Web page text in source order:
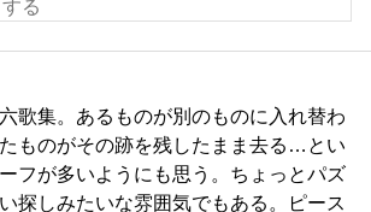
歌集。あるものが別のものに入れ替わ
ものがその跡を残したまま去る…とい
フが多いようにも思う。ちょっとパズ
探しみたいな雰囲気でもある。ピース